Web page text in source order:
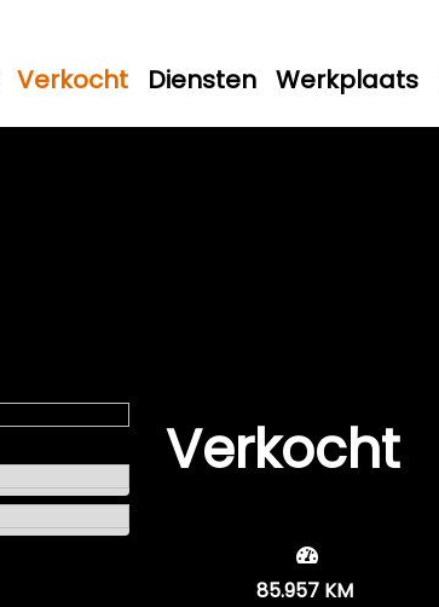
Verkocht Diensten Werkplaats
Verkocht
85.957 KM